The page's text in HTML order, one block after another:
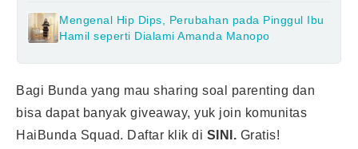
Mengenal Hip Dips, Perubahan pada Pinggul Ibu
Hamil seperti Dialami Amanda Manopo
Bagi Bunda yang mau sharing soal parenting dan
bisa dapat banyak giveaway, yuk join komunitas
HaiBunda Squad. Daftar klik di SINI. Gratis!